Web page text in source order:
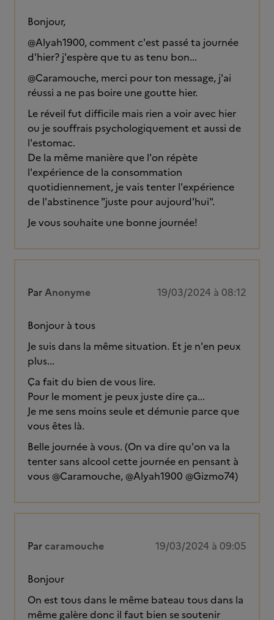
Bonjour,
@Alyah1900, comment c'est passé ta journée
d'hier? j'espère que tu as tenu bon...
@Caramouche, merci pour ton message, j'ai
réussi a ne pas boire une goutte hier.
Le réveil fut difficile mais rien a voir avec hier
ou je souffrais psychologiquement et aussi de
l'estomac.
De la même manière que l'on répète
l'expérience de la consommation
quotidiennement, je vais tenter l'expérience
de l'abstinence "juste pour aujourd'hui".
Je vous souhaite une bonne journée!
ParAnonyme 19/03/2024 à 08:12
Bonjour à tous
Je suis dans la même situation. Et je n'en peux
plus...
Ça fait du bien de vous lire.
Pour le moment je peux juste dire ça...
Je me sens moins seule et démunie parce que
vous êtes là.
Belle journée à vous. (On va dire qu'on va la
tenter sans alcool cette journée en pensant à
vous @Caramouche, @Alyah1900 @Gizmo74)
Par caramouche 19/03/2024 à 09:05
Bonjour
On est tous dans le même bateau tous dans la
même galère donc il faut bien se soutenir